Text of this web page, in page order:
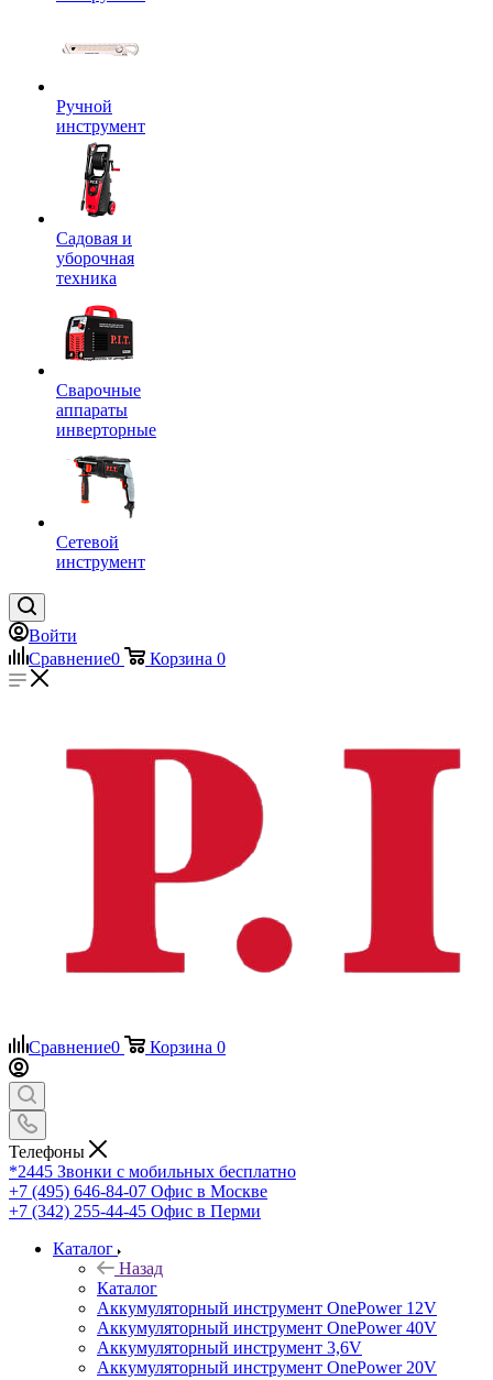
Ручной
инструмент
Садовая и
уборочная
техника
Сварочные
аппараты
инверторные
Сетевой
инструмент
Войти
Сравнение0 Корзина 0
Сравнение0 Корзина 0
Телефоны
*2445 Звонки с мобильных бесплатно
+7 (495) 646-84-07 Офис в Москве
+7 (342) 255-44-45 Офис в Перми
Каталог
Назад
Каталог
Аккумуляторный инструмент OnePower 12V
Аккумуляторный инструмент OnePower 40V
Аккумуляторный инструмент 3,6V
Аккумуляторный инструмент OnePower 20V